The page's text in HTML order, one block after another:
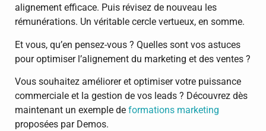
alignement efficace. Puis révisez de nouveau les
rémunérations. Un véritable cercle vertueux, en somme.
Et vous, qu’en pensez-vous ? Quelles sont vos astuces
pour optimiser l’alignement du marketing et des ventes ?
Vous souhaitez améliorer et optimiser votre puissance
commerciale et la gestion de vos leads ? Découvrez dès
maintenant un exemple de formations marketing
proposées par Demos.